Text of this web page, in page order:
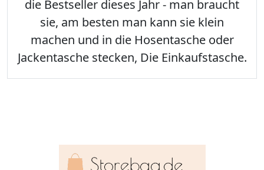
die Bestseller dieses Jahr - man braucht
sie, am besten man kann sie klein
machen und in die Hosentasche oder
Jackentasche stecken, Die Einkaufstasche.